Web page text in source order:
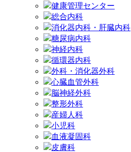
健康管理センター
総合内科
消化器内科・肝臓内科
糖尿病内科
神経内科
循環器内科
外科・消化器外科
心臓血管外科
脳神経外科
整形外科
産婦人科
小児科
血液凝固科
皮膚科